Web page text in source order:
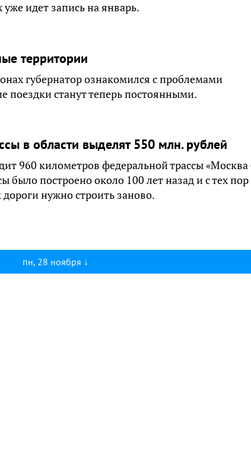
идет запись на январь.
территории
губернатор ознакомился с проблемами
поездки станут теперь постоянными.
в области выделят 550 млн. рублей
960 километров федеральной трассы «Москва
было построено около 100 лет назад и с тех
дороги нужно строить заново.
пн, 28 ноября